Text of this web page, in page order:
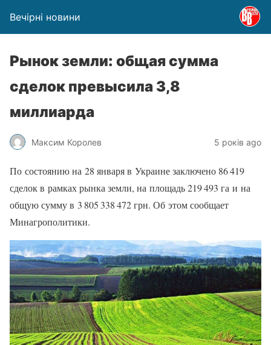
Вечірні новини
Рынок земли: общая сумма
сделок превысила 3,8
миллиарда
Максим Королев 5 років ago
По состоянию на 28 января в Украине заключено 86 419
сделок в рамках рынка земли, на площадь 219 493 га и на
общую сумму в 3 805 338 472 грн. Об этом сообщает
Минагрополитики.